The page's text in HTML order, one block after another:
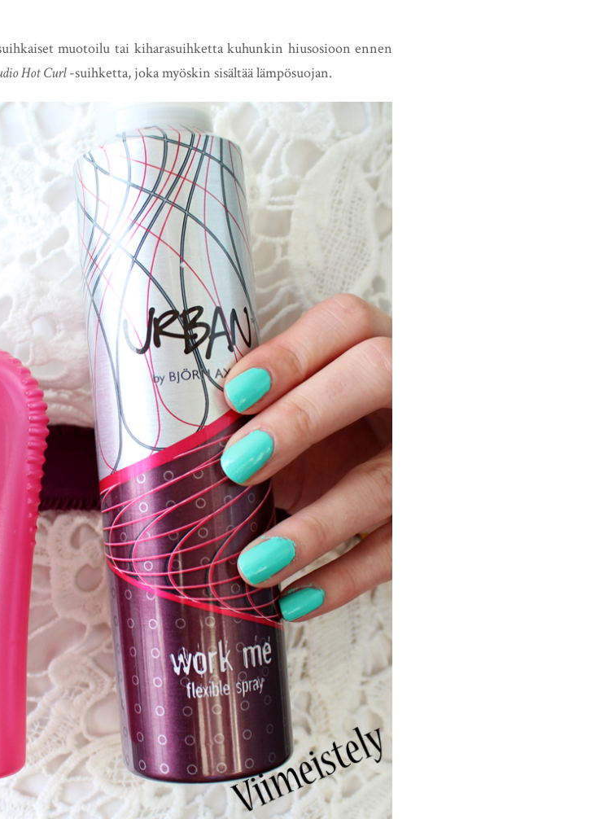
muotoilu tai kiharasuihketta kuhunkin hiusosioon ennen
Hot Curl-suihketta, joka myöskin sisältää lämpösuojan.